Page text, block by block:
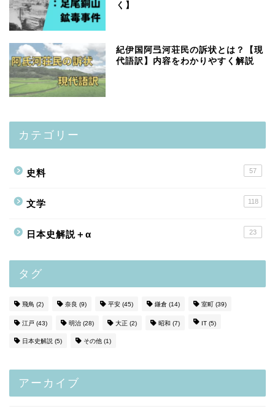
く】
紀伊国阿弖河荘民の訴状とは？【現
代語訳】内容をわかりやすく解説
カテゴリー
史料 57
文学 118
日本史解説＋α 23
タグ
飛鳥 (2) 奈良 (9) 平安 (45) 鎌倉 (14) 室町 (39)
江戸 (43) 明治 (28) 大正 (2) 昭和 (7) IT (5)
日本史解説 (5) その他 (1)
アーカイブ